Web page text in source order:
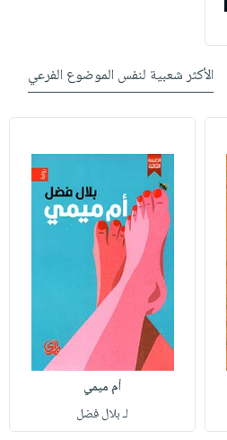
الأكثر شعبية لنفس الموضوع الفرعي
أم ميمي
لـ بلال فضل